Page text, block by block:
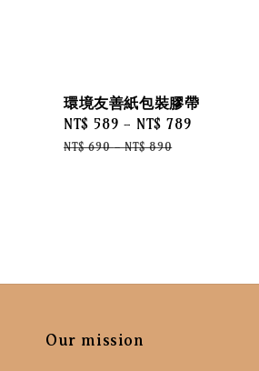
環境友善紙包裝膠帶
Sale
price
NT$ 589 - NT$ 789
NT$ 690-NT$ 890
Our mission